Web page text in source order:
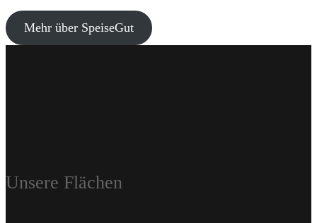
Mehr über SpeiseGut
Unsere Flächen